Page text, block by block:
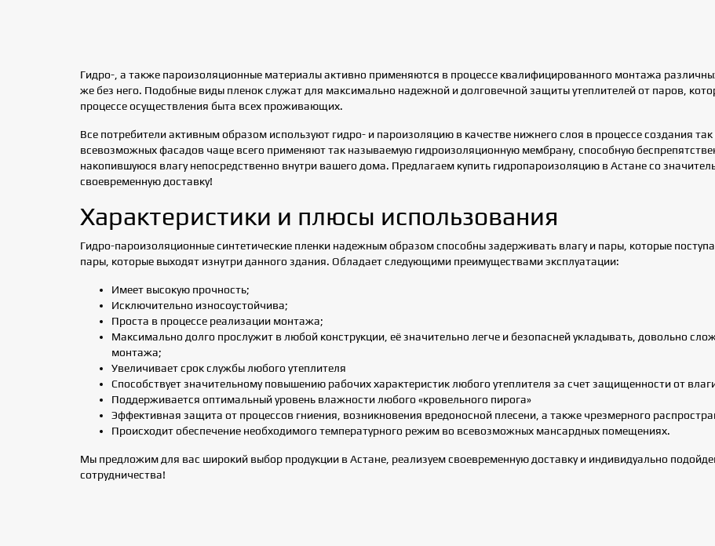
Гидро-, а также пароизоляционные материалы активно применяются в процессе квалифицированного монтажа
же без него. Подобные виды пленок служат для максимально надежной и долговечной защиты утеплителей от паров,
процессе осуществления быта всех проживающих.
Все потребители активным образом используют гидро- и пароизоляцию в качестве нижнего слоя в процессе создания
всевозможных фасадов чаще всего применяют так называемую гидроизоляционную мембрану, способную
накопившуюся влагу непосредственно внутри вашего дома. Предлагаем купить гидропароизоляцию в Астане со
своевременную доставку!
Характеристики и плюсы использования
Гидро-пароизоляционные синтетические пленки надежным образом способны задерживать влагу и пары, которые
пары, которые выходят изнутри данного здания. Обладает следующими преимуществами эксплуатации:
Имеет высокую прочность;
Исключительно износоустойчива;
Проста в процессе реализации монтажа;
Максимально долго прослужит в любой конструкции, её значительно легче и безопасней укладывать, довольно
монтажа;
Увеличивает срок службы любого утеплителя
Способствует значительному повышению рабочих характеристик любого утеплителя за счет защищенности от
Поддерживается оптимальный уровень влажности любого «кровельного пирога»
Эффективная защита от процессов гниения, возникновения вредоносной плесени, а также чрезмерного
Происходит обеспечение необходимого температурного режим во всевозможных мансардных помещениях.
Мы предложим для вас широкий выбор продукции в Астане, реализуем своевременную доставку и индивидуально
сотрудничества!